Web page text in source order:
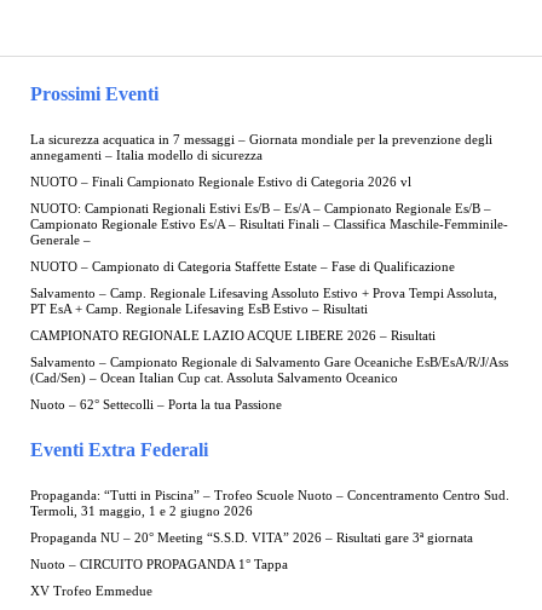
Prossimi Eventi
La sicurezza acquatica in 7 messaggi – Giornata mondiale per la prevenzione degli
annegamenti – Italia modello di sicurezza
NUOTO – Finali Campionato Regionale Estivo di Categoria 2026 vl
NUOTO: Campionati Regionali Estivi Es/B – Es/A – Campionato Regionale Es/B –
Campionato Regionale Estivo Es/A – Risultati Finali – Classifica Maschile-Femminile-
Generale –
NUOTO – Campionato di Categoria Staffette Estate – Fase di Qualificazione
Salvamento – Camp. Regionale Lifesaving Assoluto Estivo + Prova Tempi Assoluta,
PT EsA + Camp. Regionale Lifesaving EsB Estivo – Risultati
CAMPIONATO REGIONALE LAZIO ACQUE LIBERE 2026 – Risultati
Salvamento – Campionato Regionale di Salvamento Gare Oceaniche EsB/EsA/R/J/Ass
(Cad/Sen) – Ocean Italian Cup cat. Assoluta Salvamento Oceanico
Nuoto – 62° Settecolli – Porta la tua Passione
Eventi Extra Federali
Propaganda: “Tutti in Piscina” – Trofeo Scuole Nuoto – Concentramento Centro Sud.
Termoli, 31 maggio, 1 e 2 giugno 2026
Propaganda NU – 20° Meeting “S.S.D. VITA” 2026 – Risultati gare 3ª giornata
Nuoto – CIRCUITO PROPAGANDA 1° Tappa
XV Trofeo Emmedue